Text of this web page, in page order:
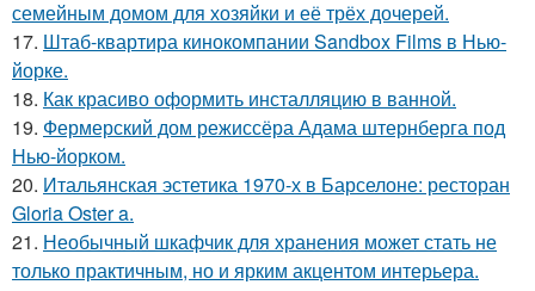
семейным домом для хозяйки и её трёх дочерей.
17. Штаб-квартира кинокомпании Sandbox Films в Нью-
йорке.
18. Как красиво оформить инсталляцию в ванной.
19. Фермерский дом режиссёра Адама штернберга под
Нью-йорком.
20. Итальянская эстетика 1970-х в Барселоне: ресторан
Gloria Oster a.
21. Необычный шкафчик для хранения может стать не
только практичным, но и ярким акцентом интерьера.